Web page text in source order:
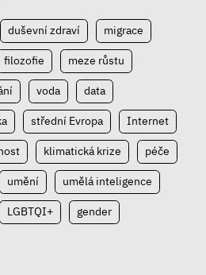
duševní zdraví migrace
filozofie meze růstu
voda data
střední Evropa Internet
klimatická krize péče
umění umělá inteligence
LGBTQI+ gender